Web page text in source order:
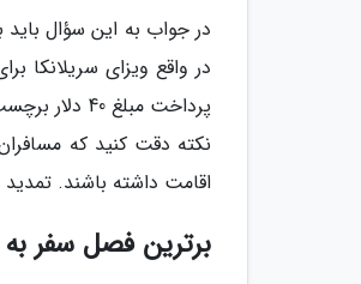
در جواب به این سؤال باید
در واقع ویزای سریلانکا
پرداخت
اقامت داشته باشند.
برترین فصل سفر به